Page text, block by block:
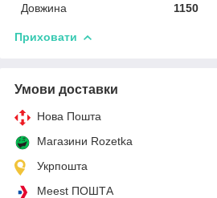
Довжина
1150
Приховати
Умови доставки
Нова Пошта
Магазини Rozetka
Укрпошта
Meest ПОШТА